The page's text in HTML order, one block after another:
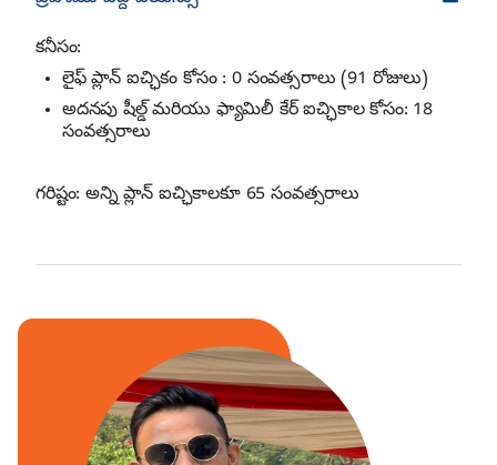
కనీసం:
లైఫ్ ప్లాన్ ఐచ్ఛికం కోసం : 0 సంవత్సరాలు (91 రోజులు)
అదనపు షీల్డ్ మరియు ఫ్యామిలీ కేర్ ఐచ్ఛికాల కోసం: 18
సంవత్సరాలు
గరిష్టం: అన్ని ప్లాన్ ఐచ్ఛికాలకూ 65 సంవత్సరాలు